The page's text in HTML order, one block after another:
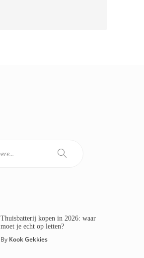
Thuisbatterij kopen in 2026: waar
moet je echt op letten?
By Kook Gekkies